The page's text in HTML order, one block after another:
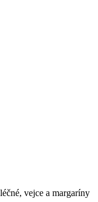
vejce a margaríny